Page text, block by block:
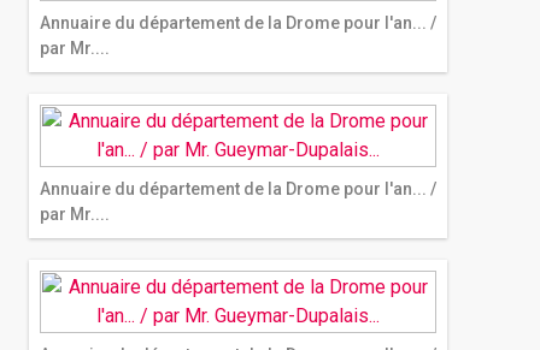
Annuaire du département de la Drome pour l'an... /
par Mr....
Annuaire du département de la Drome pour l'an... /
par Mr....